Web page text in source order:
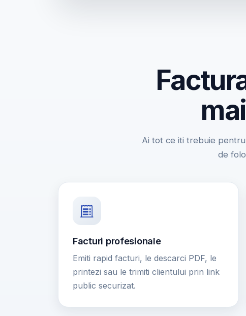
Ai tot ce iti trebuie
de
Facturi profesionale
Emiti rapid facturi, le descarci PDF, le
printezi sau le trimiti clientului prin link
public securizat.